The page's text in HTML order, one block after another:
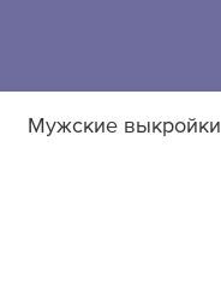
Мужские выкройки